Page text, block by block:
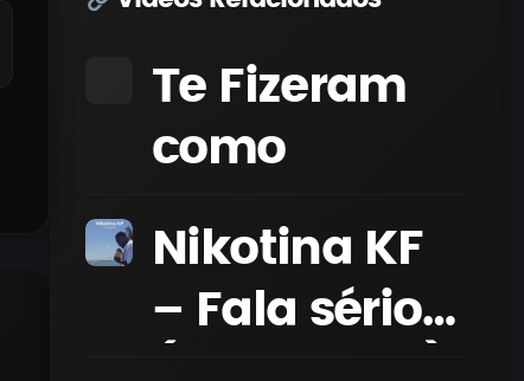
Te Fizeram
como
Nikotina KF
– Fala sério